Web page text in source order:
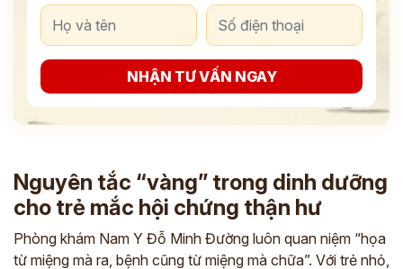
NHẬN TƯ VẤN NGAY
Nguyên tắc “vàng” trong dinh dưỡng
cho trẻ mắc hội chứng thận hư
Phòng khám Nam Y Đỗ Minh Đường luôn quan niệm “họa
từ miệng mà ra, bệnh cũng từ miệng mà chữa”. Với trẻ nhỏ,